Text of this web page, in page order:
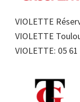
VIOLETTE
VIOLETTE
VIOLETTE: 05